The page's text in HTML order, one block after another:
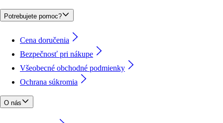
Potrebujete pomoc?
Cena doručenia
Bezpečnosť pri nákupe
Všeobecné obchodné podmienky
Ochrana súkromia
O nás